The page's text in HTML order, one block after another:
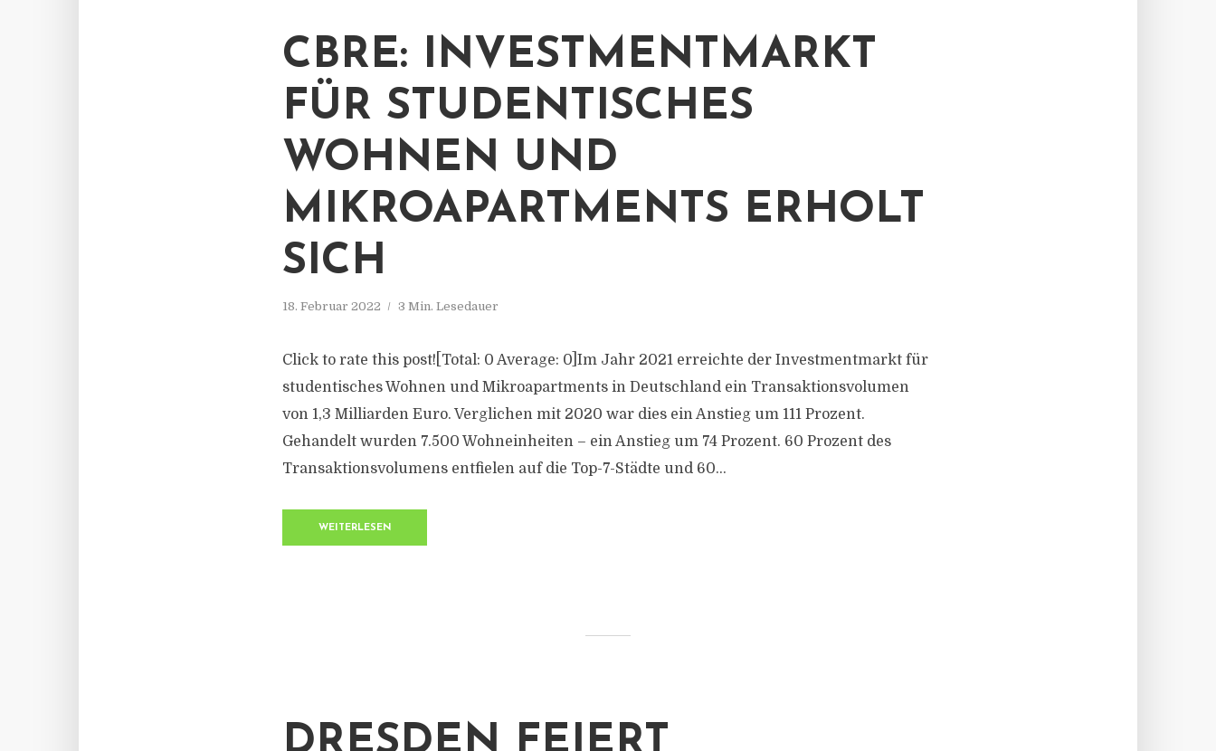
CBRE: INVESTMENTMARKT
FÜR STUDENTISCHES
WOHNEN UND
MIKROAPARTMENTS ERHOLT
SICH
18. Februar 2022 3 Min. Lesedauer
Click to rate this post![Total: 0 Average: 0]Im Jahr 2021 erreichte der Investmentmarkt für
studentisches Wohnen und Mikroapartments in Deutschland ein Transaktionsvolumen
von 1,3 Milliarden Euro. Verglichen mit 2020 war dies ein Anstieg um 111 Prozent.
Gehandelt wurden 7.500 Wohneinheiten – ein Anstieg um 74 Prozent. 60 Prozent des
Transaktionsvolumens entfielen auf die Top-7-Städte und 60...
WEITERLESEN